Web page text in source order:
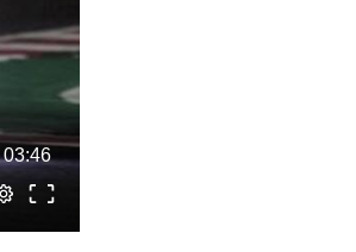
03:46